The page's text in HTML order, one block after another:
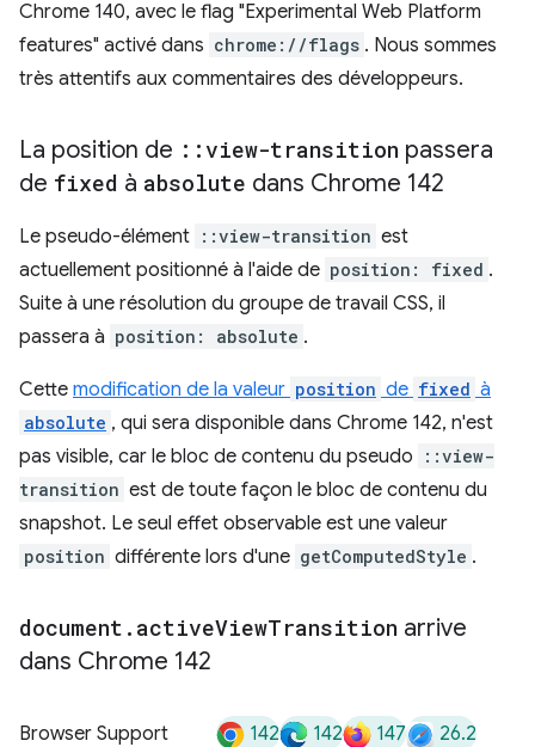
Chrome 140, avec le flag "Experimental Web Platform
features" activé dans chrome://flags . Nous sommes
très attentifs aux commentaires des développeurs.
La position de :: view-transition passera
de fixed à absolute dans Chrome 142
Le pseudo-élément ::view-transition est
actuellement positionné à l'aide de position: fixed .
Suite à une résolution du groupe de travail CSS, il
passera à position: absolute .
Cette modification de la valeur position de fixed à
absolute , qui sera disponible dans Chrome 142, n'est
pas visible, car le bloc de contenu du pseudo
::view-
transition est de toute façon le bloc de contenu du
snapshot. Le seul effet observable est une valeur
position différente lors d'une getComputedStyle .
document . activeViewTransition arrive
dans Chrome 142
Browser Support 142 142 147 26.2